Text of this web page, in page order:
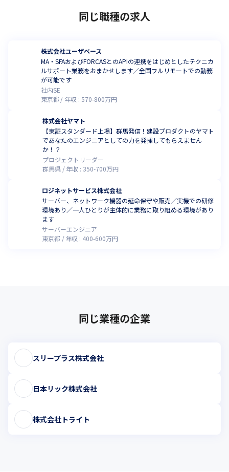
同じ職種の求人
株式会社ユーザベース
MA・SFAおよびFORCASとのAPIの連携をはじめとしたテクニカ
ルサポート業務をおまかせします／全国フルリモートでの勤務
が可能です
社内SE
東京都
年収 : 570-800万円
株式会社ヤマト
【東証スタンダード上場】群馬発信！建設プロダクトのヤマト
であなたのエンジニアとしての力を発揮してもらえません
か！？
プロジェクトリーダー
群馬県
年収 : 350-700万円
ロジネットサービス株式会社
サーバー、ネットワーク機器の延命保守や販売／実機での研修
環境あり／一人ひとりが主体的に業務に取り組める環境があり
ます
サーバーエンジニア
東京都
年収 : 400-600万円
同じ業種の企業
スリープラス株式会社
日本リック株式会社
株式会社トライト